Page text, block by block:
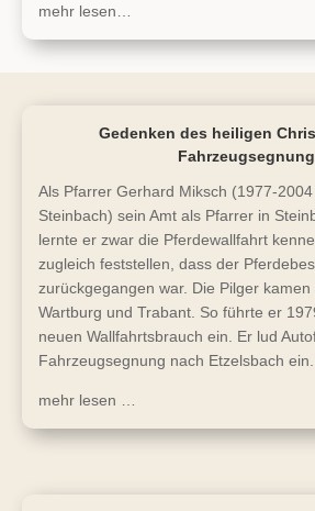
mehr lesen…
Gedenken des heiligen
Fahrzeugsegnung
Als Pfarrer Gerhard Miksch (1977-
Steinbach) sein Amt als Pfarrer in
lernte er zwar die Pferdewallfahrt
zugleich feststellen, dass der
zurückgegangen war. Die Pilger
Wartburg und Trabant. So führte er
neuen Wallfahrtsbrauch ein. Er lud
Fahrzeugsegnung nach Etzelsbach ein.
mehr lesen …